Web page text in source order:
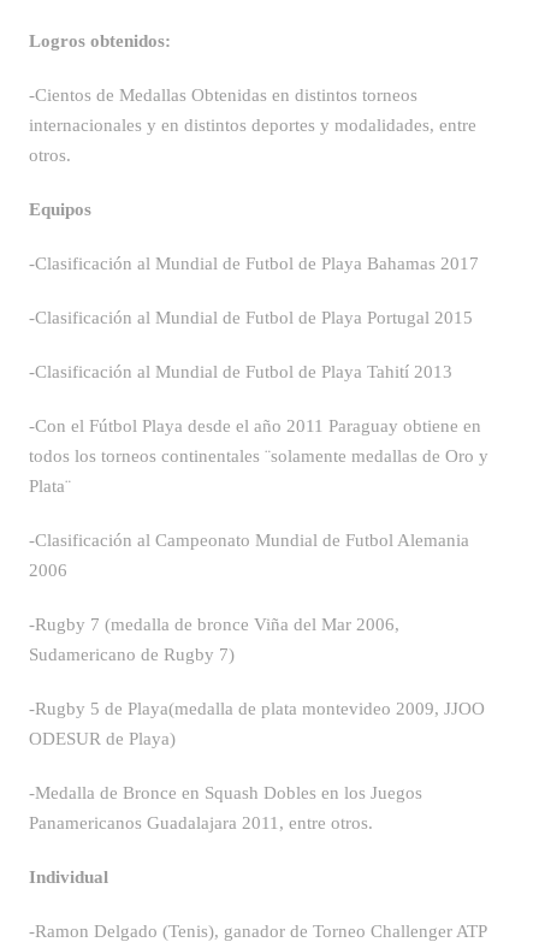
Logros obtenidos:
-Cientos de Medallas Obtenidas en distintos torneos
internacionales y en distintos deportes y modalidades, entre
otros.
Equipos
-Clasificación al Mundial de Futbol de Playa Bahamas 2017
-Clasificación al Mundial de Futbol de Playa Portugal 2015
-Clasificación al Mundial de Futbol de Playa Tahití 2013
-Con el Fútbol Playa desde el año 2011 Paraguay obtiene en
todos los torneos continentales ¨solamente medallas de Oro y
Plata¨
-Clasificación al Campeonato Mundial de Futbol Alemania
2006
-Rugby 7 (medalla de bronce Viña del Mar 2006,
Sudamericano de Rugby 7)
-Rugby 5 de Playa(medalla de plata montevideo 2009, JJOO
ODESUR de Playa)
-Medalla de Bronce en Squash Dobles en los Juegos
Panamericanos Guadalajara 2011, entre otros.
Individual
-Ramon Delgado (Tenis), ganador de Torneo Challenger ATP